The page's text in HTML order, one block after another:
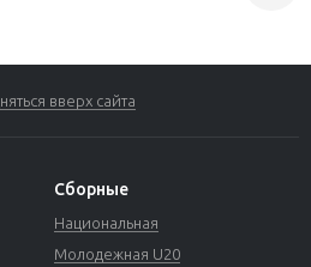
вверх сайта
Сборные
Национальная
Молодежная U20